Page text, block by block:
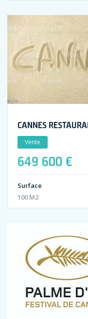
CANNES
Vente
649 600 €
Surface
100 M2